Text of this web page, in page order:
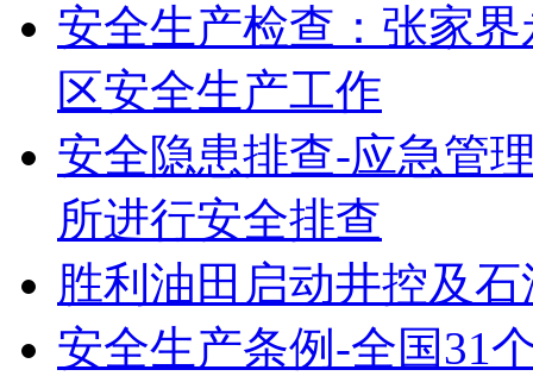
安全生产检查：张家
区安全生产工作
安全隐患排查-应急管
所进行安全排查
胜利油田启动井控及
安全生产条例-全国31